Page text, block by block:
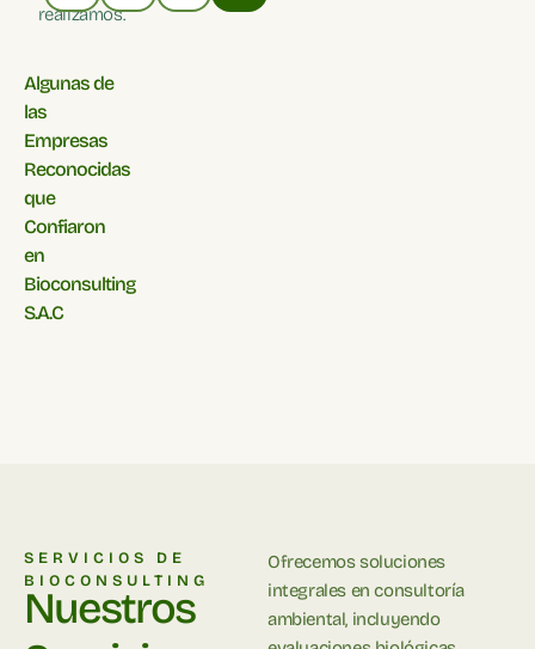
realizamos.
Algunas de
las
Empresas
Reconocidas
que
Confiaron
en
Bioconsulting
S.A.C
SERVICIOS DE
BIOCONSULTING
Nuestros
Ofrecemos soluciones
integrales en consultoría
ambiental, incluyendo